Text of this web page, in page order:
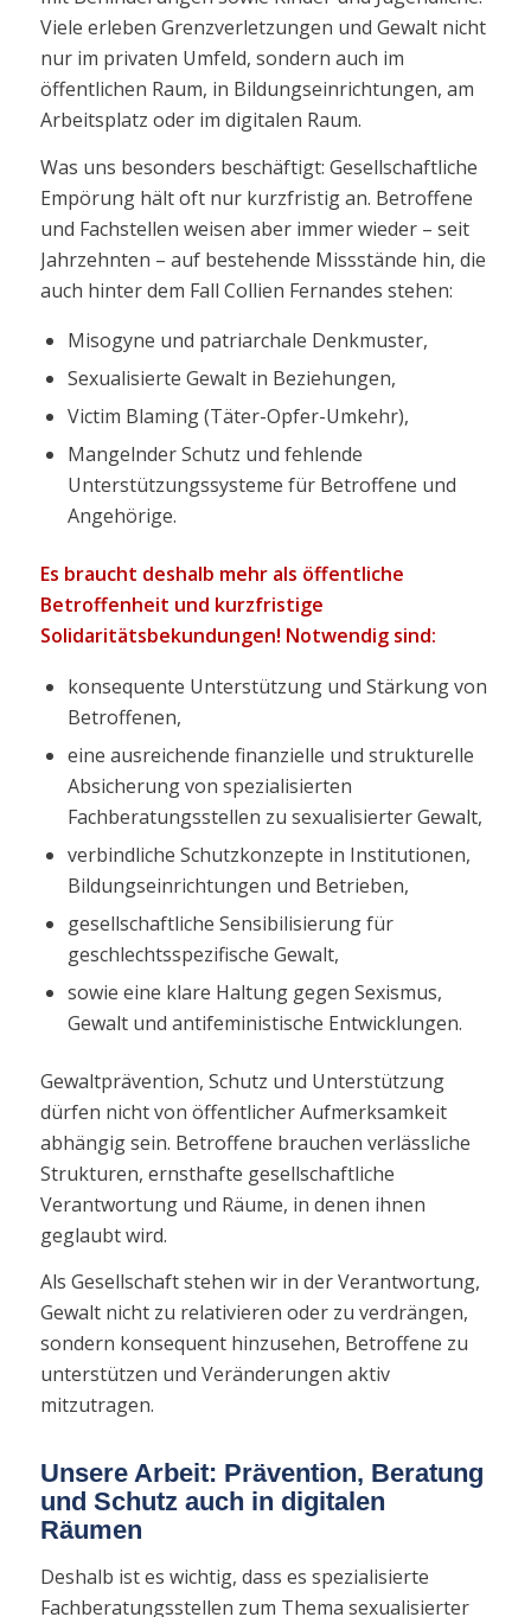
Viele erleben Grenzverletzungen und Gewalt nicht
nur im privaten Umfeld, sondern auch im
öffentlichen Raum, in Bildungseinrichtungen, am
Arbeitsplatz oder im digitalen Raum.
Was uns besonders beschäftigt: Gesellschaftliche
Empörung hält oft nur kurzfristig an. Betroffene
und Fachstellen weisen aber immer wieder – seit
Jahrzehnten – auf bestehende Missstände hin, die
auch hinter dem Fall Collien Fernandes stehen:
Misogyne und patriarchale Denkmuster,
Sexualisierte Gewalt in Beziehungen,
Victim Blaming (Täter-Opfer-Umkehr),
Mangelnder Schutz und fehlende
Unterstützungssysteme für Betroffene und
Angehörige.
Es braucht deshalb mehr als öffentliche
Betroffenheit und kurzfristige
Solidaritätsbekundungen! Notwendig sind:
konsequente Unterstützung und Stärkung von
Betroffenen,
eine ausreichende finanzielle und strukturelle
Absicherung von spezialisierten
Fachberatungsstellen zu sexualisierter Gewalt,
verbindliche Schutzkonzepte in Institutionen,
Bildungseinrichtungen und Betrieben,
gesellschaftliche Sensibilisierung für
geschlechtsspezifische Gewalt,
sowie eine klare Haltung gegen Sexismus,
Gewalt und antifeministische Entwicklungen.
Gewaltprävention, Schutz und Unterstützung
dürfen nicht von öffentlicher Aufmerksamkeit
abhängig sein. Betroffene brauchen verlässliche
Strukturen, ernsthafte gesellschaftliche
Verantwortung und Räume, in denen ihnen
geglaubt wird.
Als Gesellschaft stehen wir in der Verantwortung,
Gewalt nicht zu relativieren oder zu verdrängen,
sondern konsequent hinzusehen, Betroffene zu
unterstützen und Veränderungen aktiv
mitzutragen.
Unsere Arbeit: Prävention, Beratung
und Schutz auch in digitalen
Räumen
Deshalb ist es wichtig, dass es spezialisierte
Fachberatungsstellen zum Thema sexualisierter